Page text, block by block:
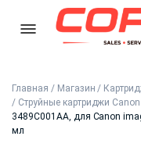
Главная / Магазин /
/ Струйные картриджи Canon
3489C001AA, для Canon
мл